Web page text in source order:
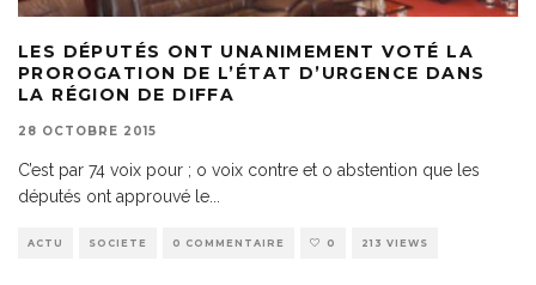
LES DÉPUTÉS ONT UNANIMEMENT VOTÉ LA
PROROGATION DE L’ÉTAT D’URGENCE DANS
LA RÉGION DE DIFFA
28 OCTOBRE 2015
C’est par 74 voix pour ; o voix contre et o abstention que les
députés ont approuvé le...
ACTU SOCIETE 0 COMMENTAIRE 0 213 VIEWS